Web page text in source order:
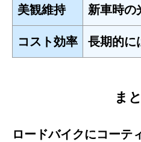
美観維持 新車時の
コスト効率 長期的に
ま
ロードバイクにコーテ